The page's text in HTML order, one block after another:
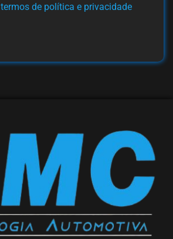
termos de política e privacidade